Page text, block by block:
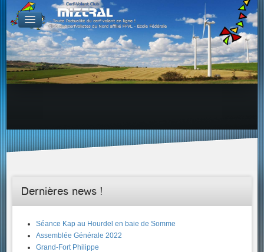
De par le monde
GALERIES
Galerie Photo
Galerie KAP
Galerie Vidéo
Proposer un lien sur votre site Web
Proposer un nouveau lien !
Dernières news !
Séance Kap au Hourdel en baie de Somme
Assemblée Générale 2022
Grand-Fort Philippe